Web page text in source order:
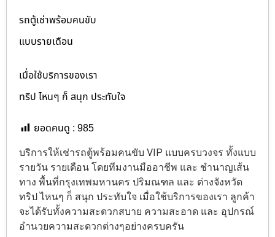
รถตู้เช่าพร้อมคนขับ
แบบรายเดือน
เมื่อใช้บริการของเรา
ทริป ไหนๆ ก็ สนุก ประทับใจ
ยอดคนดู : 985
บริการให้เช่ารถตู้พร้อมคนขับ VIP แบบครบวงจร ทั้งแบบ
รายวัน รายเดือน โดยทีมงานมืออาชีพ และ ชำนาญเส้น
ทาง พื้นที่กรุงเทพมหานคร ปริมณฑล และ ต่างจังหวัด
ทริป ไหนๆ ก็ สนุก ประทับใจ เมื่อใช้บริการของเรา ลูกค้า
จะได้รับทั้งความสะดวกสบาย ความสะอาด และ อุปกรณ์
อำนวยความสะดวกต่างๆอย่างครบครัน